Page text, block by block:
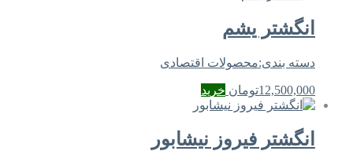
انگشتر یشم
دسته بندی:محصولات اقتصادی
12,500,000تومان خرید
انگشتر فیروز نیشابور